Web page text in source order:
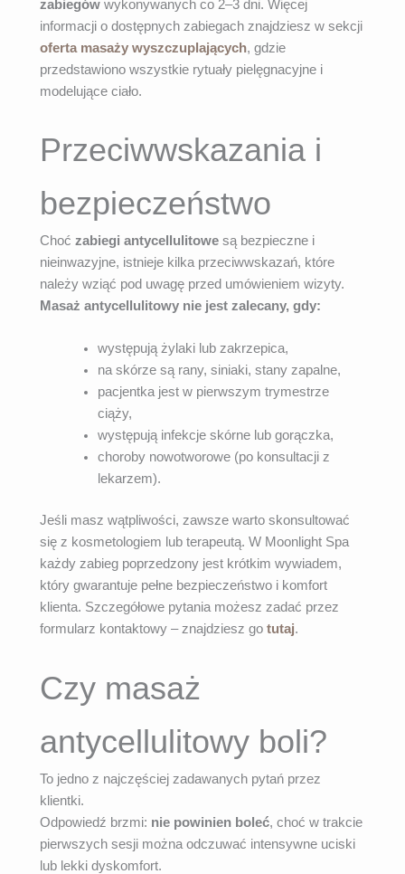
zabiegów wykonywanych co 2–3 dni. Więcej
informacji o dostępnych zabiegach znajdziesz w sekcji
oferta masaży wyszczuplających, gdzie
przedstawiono wszystkie rytuały pielęgnacyjne i
modelujące ciało.
Przeciwwskazania i
bezpieczeństwo
Choćzabiegi antycellulitowe są bezpieczne i
nieinwazyjne, istnieje kilka przeciwwskazań, które
należy wziąć pod uwagę przed umówieniem wizyty.
Masaż antycellulitowy nie jest zalecany, gdy:
występują żylaki lub zakrzepica,
na skórze są rany, siniaki, stany zapalne,
pacjentka jest w pierwszym trymestrze
ciąży,
występują infekcje skórne lub gorączka,
choroby nowotworowe (po konsultacji z
lekarzem).
Jeśli masz wątpliwości, zawsze warto skonsultować
się z kosmetologiem lub terapeutą. W Moonlight Spa
każdy zabieg poprzedzony jest krótkim wywiadem,
który gwarantuje pełne bezpieczeństwo i komfort
klienta. Szczegółowe pytania możesz zadać przez
formularz kontaktowy – znajdziesz gotutaj.
Czy masaż
antycellulitowy boli?
To jedno z najczęściej zadawanych pytań przez
klientki.
Odpowiedź brzmi: nie powinien boleć, choć w trakcie
pierwszych sesji można odczuwać intensywne uciski
lub lekki dyskomfort.